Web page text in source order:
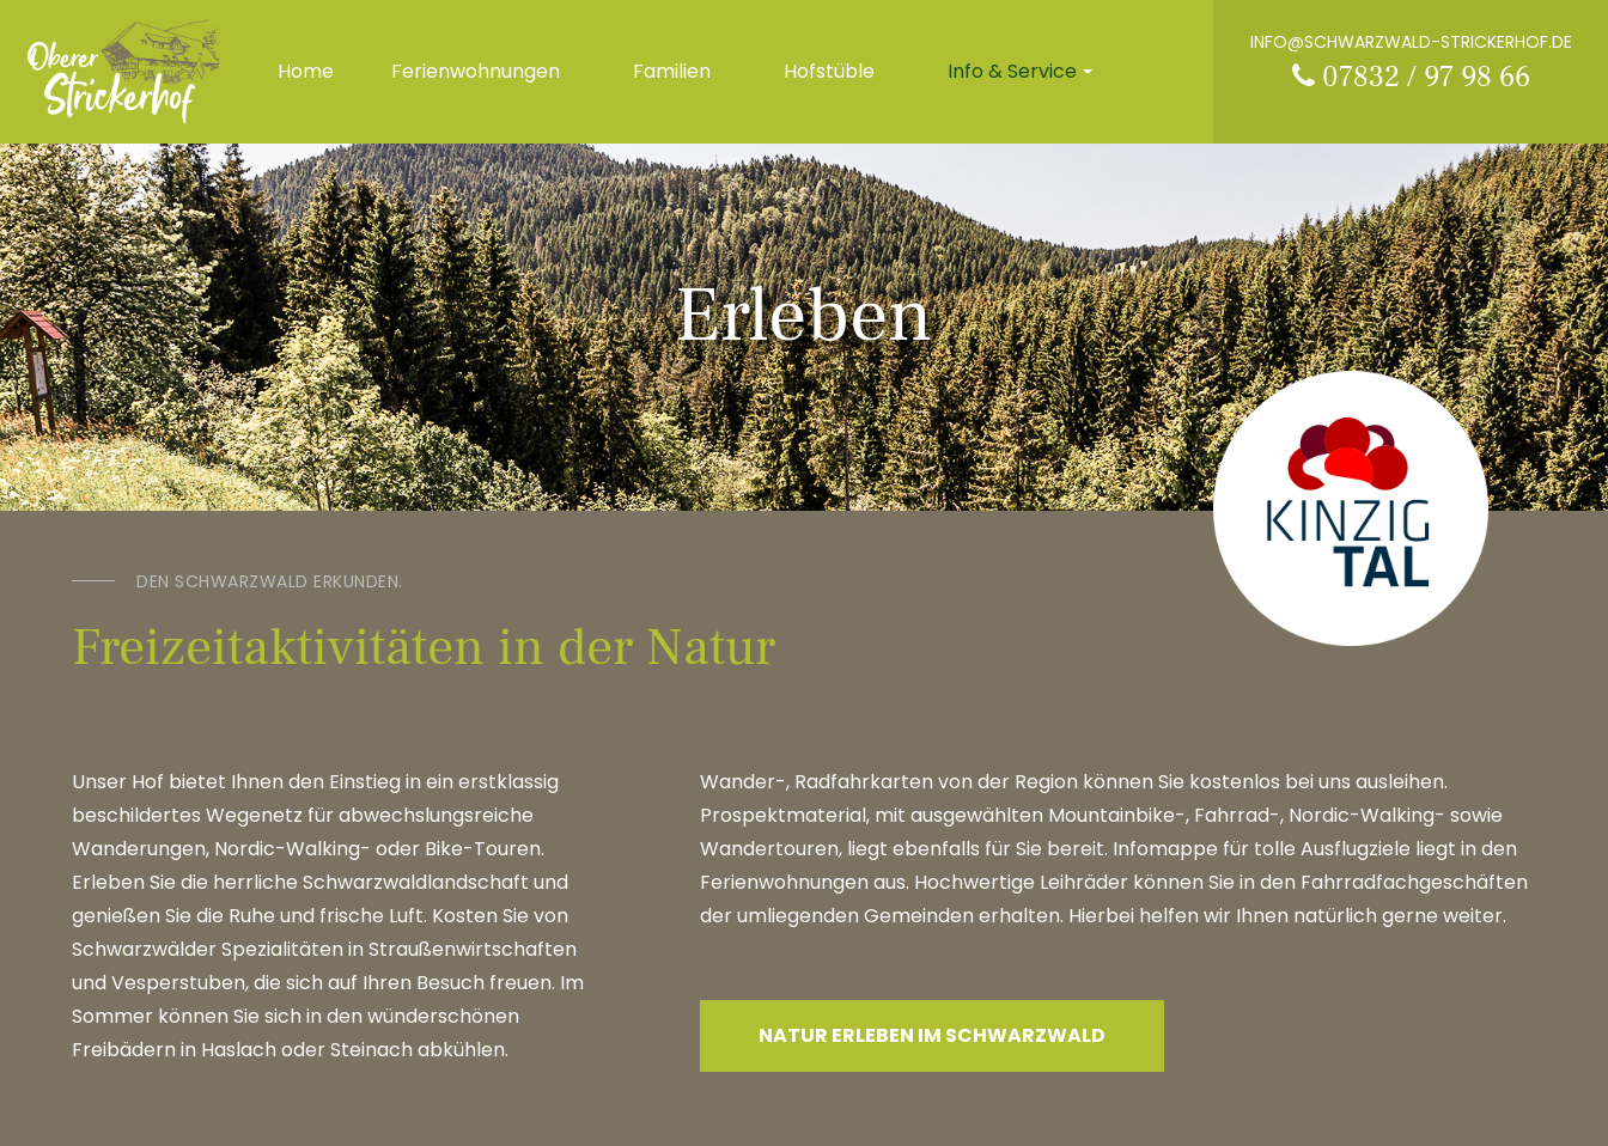
Home Ferienwohnungen Familien Hofstüble Info & Service
INFO@SCHWARZWALD-STRICKERHOF.DE
07832 / 97 98 66
Erleben
DEN SCHWARZWALD ERKUNDEN.
Freizeitaktivitäten in der Natur
Unser Hof bietet Ihnen den Einstieg in ein erstklassig
beschildertes Wegenetz für abwechslungsreiche
Wanderungen, Nordic-Walking- oder Bike-Touren.
Erleben Sie die herrliche Schwarzwaldlandschaft und
genießen Sie die Ruhe und frische Luft. Kosten Sie von
Schwarzwälder Spezialitäten in Straußenwirtschaften
und Vesperstuben, die sich auf Ihren Besuch freuen. Im
Sommer können Sie sich in den wünderschönen
Freibädern in Haslach oder Steinach abkühlen.
Wander-, Radfahrkarten von der Region können Sie kostenlos bei uns ausleihen.
Prospektmaterial, mit ausgewählten Mountainbike-, Fahrrad-, Nordic-Walking- sowie
Wandertouren, liegt ebenfalls für Sie bereit. Infomappe für tolle Ausflugziele liegt in den
Ferienwohnungen aus. Hochwertige Leihräder können Sie in den Fahrradfachgeschäften
der umliegenden Gemeinden erhalten. Hierbei helfen wir Ihnen natürlich gerne weiter.
NATUR ERLEBEN IM SCHWARZWALD